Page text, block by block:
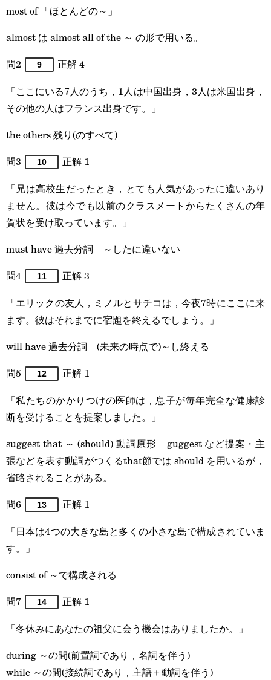
most of 「ほとんどの～」
almost は almost all of the ～ の形で用いる。
問2
9
正解 4
「ここにいる7人のうち，1人は中国出身，3人は米国出身，
その他の人はフランス出身です。」
the others 残り(のすべて)
問3
10
正解 1
「兄は高校生だったとき，とても人気があったに違いあり
ません。彼は今でも以前のクラスメートからたくさんの年
賀状を受け取っています。」
must have 過去分詞 ～したに違いない
問4
11
正解 3
「エリックの友人，ミノルとサチコは，今夜7時にここに来
ます。彼はそれまでに宿題を終えるでしょう。」
will have 過去分詞 (未来の時点で)～し終える
問5
12
正解 1
「私たちのかかりつけの医師は，息子が毎年完全な健康診
断を受けることを提案しました。」
suggest that ～ (should) 動詞原形 guggest など提案・主
張などを表す動詞がつくるthat節では should を用いるが，
省略されることがある。
問6
13
正解 1
「日本は4つの大きな島と多くの小さな島で構成されていま
す。」
consist of ～で構成される
問7
14
正解 1
「冬休みにあなたの祖父に会う機会はありましたか。」
during ～の間(前置詞であり，名詞を伴う)
while ～の間(接続詞であり，主語＋動詞を伴う)